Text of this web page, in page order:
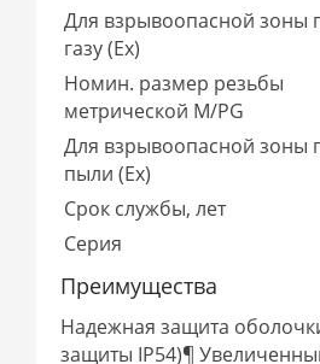
Для взрывоопасной зоны
газу (Ex)
Номин. размер резьбы
метрической M/PG
Для взрывоопасной зоны
пыли (Ex)
Срок службы, лет
Серия
Преимущества
Надежная защита
защиты IP54)¶